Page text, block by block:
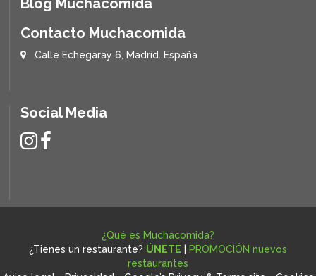
Blog Muchacomida
Contacto Muchacomida
Calle Echegaray 6, Madrid. España
Social Media
¿Qué es Muchacomida?
¿Tienes un restaurante? ÚNETE
PROMOCIÓN nuevos
restaurantes